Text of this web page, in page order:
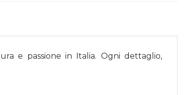
e passione in Italia. Ogni dettaglio,